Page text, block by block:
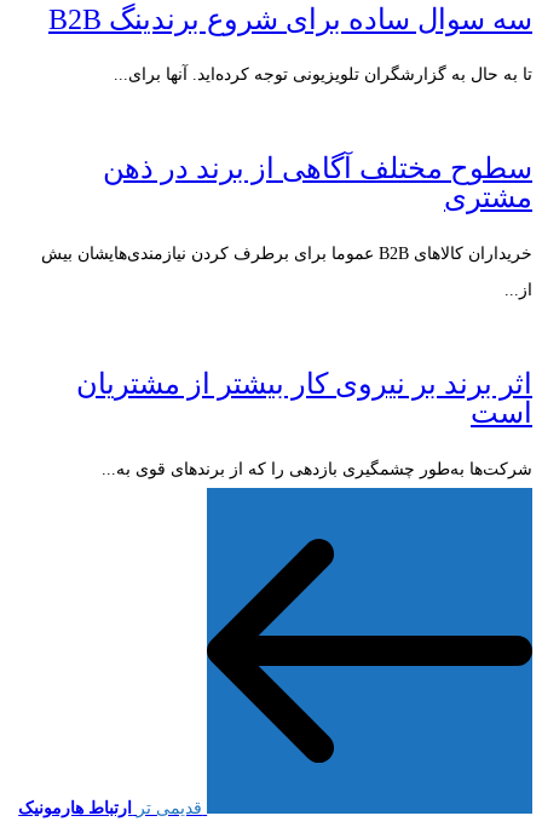
سه سوال ساده برای شروع برندینگ B2B
تا به حال به گزارشگران تلویزیونی توجه کرده‌اید. آنها برای...
سطوح مختلف آگاهی از برند در ذهن
مشتری
خریداران کالاهای B2B عموما برای برطرف کردن نیازمندی‌هایشان بیش
از...
اثر برند بر نیروی کار بیشتر از مشتریان
است
شرکت‌ها به‌طور چشمگیری بازدهی را که از برندهای قوی به...
قدیمی تر
ارتباط هارمونیک